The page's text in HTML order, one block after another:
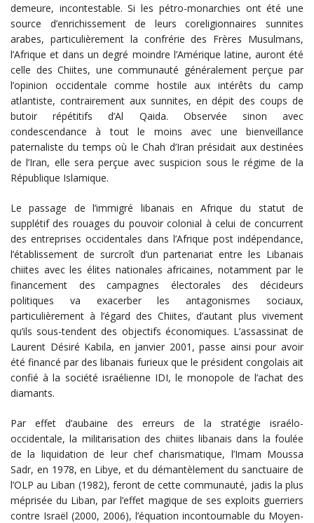
demeure, incontestable. Si les pétro-monarchies ont été une
source d’enrichissement de leurs coreligionnaires sunnites
arabes, particulièrement la confrérie des Frères Musulmans,
l’Afrique et dans un degré moindre l’Amérique latine, auront été
celle des Chiites, une communauté généralement perçue par
l’opinion occidentale comme hostile aux intérêts du camp
atlantiste, contrairement aux sunnites, en dépit des coups de
butoir répétitifs d’Al Qaida. Observée sinon avec
condescendance à tout le moins avec une bienveillance
paternaliste du temps où le Chah d’Iran présidait aux destinées
de l’Iran, elle sera perçue avec suspicion sous le régime de la
République Islamique.
Le passage de l’immigré libanais en Afrique du statut de
supplétif des rouages du pouvoir colonial à celui de concurrent
des entreprises occidentales dans l’Afrique post indépendance,
l’établissement de surcroît d’un partenariat entre les Libanais
chiites avec les élites nationales africaines, notamment par le
financement des campagnes électorales des décideurs
politiques va exacerber les antagonismes sociaux,
particulièrement à l’égard des Chiites, d’autant plus vivement
qu’ils sous-tendent des objectifs économiques. L’assassinat de
Laurent Désiré Kabila, en janvier 2001, passe ainsi pour avoir
été financé par des libanais furieux que le président congolais ait
confié à la société israélienne IDI, le monopole de l’achat des
diamants.
Par effet d’aubaine des erreurs de la stratégie israélo-
occidentale, la militarisation des chiites libanais dans la foulée
de la liquidation de leur chef charismatique, l’Imam Moussa
Sadr, en 1978, en Libye, et du démantèlement du sanctuaire de
l’OLP au Liban (1982), feront de cette communauté, jadis la plus
méprisée du Liban, par l’effet magique de ses exploits guerriers
contre Israël (2000, 2006), l’équation incontournable du Moyen-